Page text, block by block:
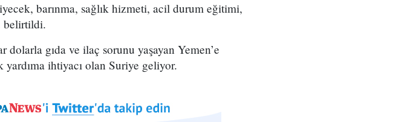
barınma, sağlık hizmeti, acil durum eğitimi,
belirtildi.
dolarla gıda ve ilaç sorunu yaşayan Yemen’e
yardıma ihtiyacı olan Suriye geliyor.